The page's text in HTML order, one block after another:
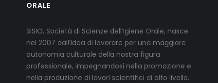
ORALE
SISIO, Società di Scienze dell’Igiene Orale, nasce
nel 2007 dall’idea di lavorare per una maggiore
autonomia culturale della nostra figura
professionale, impegnandosi nella promozione e
nella produzione di lavori scientifici di alto livello.